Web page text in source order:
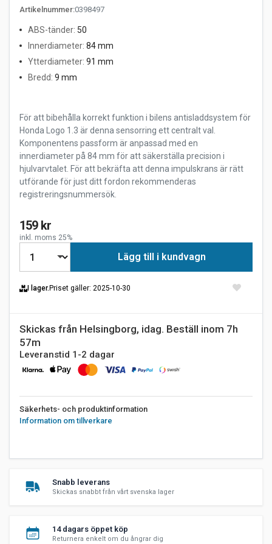
Artikelnummer:0398497
ABS-tänder: 50
Innerdiameter: 84 mm
Ytterdiameter: 91 mm
Bredd: 9 mm
För att bibehålla korrekt funktion i bilens antisladdsystem för
Honda Logo 1.3 är denna sensorring ett centralt val.
Komponentens passform är anpassad med en
innerdiameter på 84 mm för att säkerställa precision i
hjulvarvtalet. För att bekräfta att denna impulskrans är rätt
utförande för just ditt fordon rekommenderas
registreringsnummersök.
159 kr
inkl. moms 25%
Lägg till i kundvagn
I lager. Priset gäller: 2025-10-30
Skickas från Helsingborg, idag. Beställ inom 7h
57m
Leveranstid 1-2 dagar
Säkerhets- och produktinformation
Information om tillverkare
Snabb leverans
Skickas snabbt från vårt svenska lager
14 dagars öppet köp
Returnera enkelt om du ångrar dig